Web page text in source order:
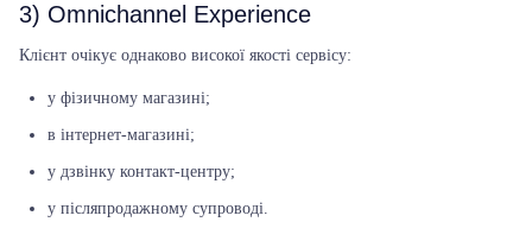
3) Omnichannel Experience
Клієнт очікує однаково високої якості сервісу:
у фізичному магазині;
в інтернет-магазині;
у дзвінку контакт-центру;
у післяпродажному супроводі.